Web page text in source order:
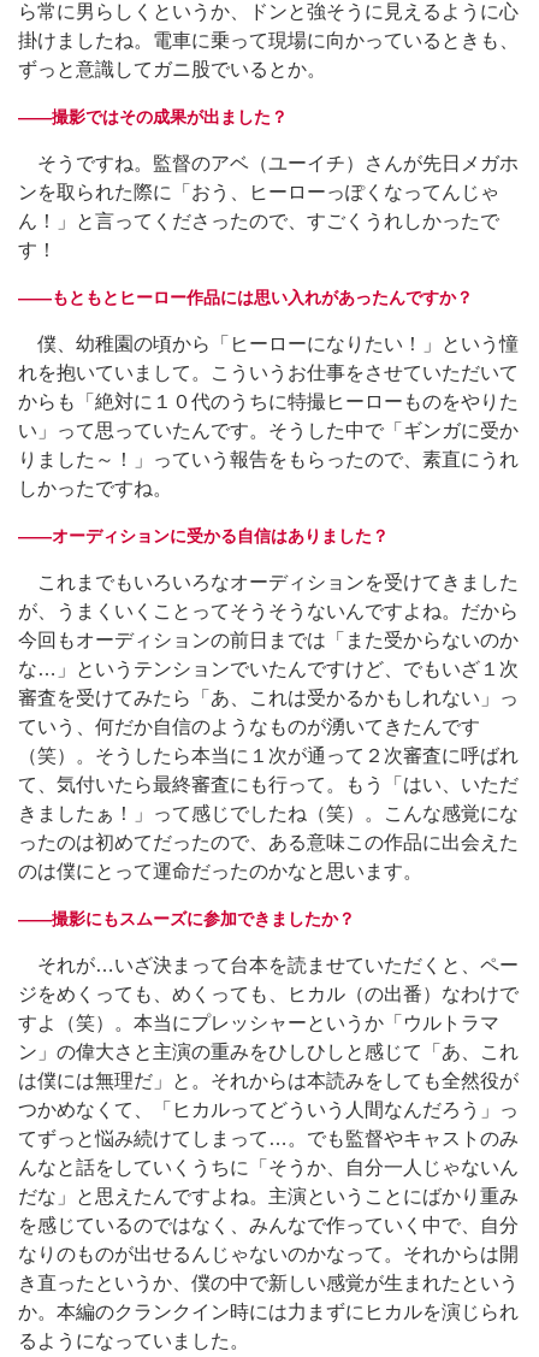
ら常に男らしくというか、ドンと強そうに見えるように心
掛けましたね。電車に乗って現場に向かっているときも、
ずっと意識してガニ股でいるとか。
――撮影ではその成果が出ました？
そうですね。監督のアベ（ユーイチ）さんが先日メガホ
ンを取られた際に「おう、ヒーローっぽくなってんじゃ
ん！」と言ってくださったので、すごくうれしかったで
す！
――もともとヒーロー作品には思い入れがあったんですか？
僕、幼稚園の頃から「ヒーローになりたい！」という憧
れを抱いていまして。こういうお仕事をさせていただいて
からも「絶対に１０代のうちに特撮ヒーローものをやりた
い」って思っていたんです。そうした中で「ギンガに受か
りました～！」っていう報告をもらったので、素直にうれ
しかったですね。
――オーディションに受かる自信はありました？
これまでもいろいろなオーディションを受けてきました
が、うまくいくことってそうそうないんですよね。だから
今回もオーディションの前日までは「また受からないのか
な…」というテンションでいたんですけど、でもいざ１次
審査を受けてみたら「あ、これは受かるかもしれない」っ
ていう、何だか自信のようなものが湧いてきたんです
（笑）。そうしたら本当に１次が通って２次審査に呼ばれ
て、気付いたら最終審査にも行って。もう「はい、いただ
きましたぁ！」って感じでしたね（笑）。こんな感覚にな
ったのは初めてだったので、ある意味この作品に出会えた
のは僕にとって運命だったのかなと思います。
――撮影にもスムーズに参加できましたか？
それが…いざ決まって台本を読ませていただくと、ペー
ジをめくっても、めくっても、ヒカル（の出番）なわけで
すよ（笑）。本当にプレッシャーというか「ウルトラマ
ン」の偉大さと主演の重みをひしひしと感じて「あ、これ
は僕には無理だ」と。それからは本読みをしても全然役が
つかめなくて、「ヒカルってどういう人間なんだろう」っ
てずっと悩み続けてしまって…。でも監督やキャストのみ
んなと話をしていくうちに「そうか、自分一人じゃないん
だな」と思えたんですよね。主演ということにばかり重み
を感じているのではなく、みんなで作っていく中で、自分
なりのものが出せるんじゃないのかなって。それからは開
き直ったというか、僕の中で新しい感覚が生まれたという
か。本編のクランクイン時には力まずにヒカルを演じられ
るようになっていました。